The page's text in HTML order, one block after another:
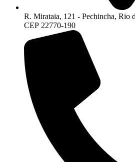
R. Mirataia, 121 - Pechincha, Rio
CEP 22770-190